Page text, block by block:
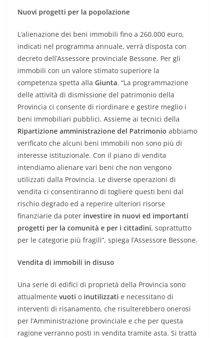
Nuovi progetti per la popolazione
L’alienazione dei beni immobili fino a 260.000 euro,
indicati nel programma annuale, verrà disposta con
decreto dell’Assessore provinciale Bessone. Per gli
immobili con un valore stimato superiore la
competenza spetta alla Giunta. “La programmazione
delle attività di dismissione del patrimonio della
Provincia ci consente di riordinare e gestire meglio i
beni immobiliari pubblici. Assieme ai tecnici della
Ripartizione amministrazione del Patrimonio abbiamo
verificato che alcuni beni immobili non sono più di
interesse istituzionale. Con il piano di vendita
intendiamo alienare vari beni che non vengono
utilizzati dalla Provincia. Le diverse operazioni di
vendita ci consentiranno di togliere questi beni dal
rischio degrado ed a reperire ulteriori risorse
finanziarie da poter investire in nuovi ed importanti
progetti per la comunità e per i cittadini, soprattutto
per le categorie più fragili”, spiega l’Assessore Bessone.
Vendita di immobili in disuso
Una serie di edifici di proprietà della Provincia sono
attualmente vuoti o inutilizzati e necessitano di
interventi di risanamento, che risulterebbero onerosi
per l’Amministrazione provinciale e che per questa
ragione verranno posti in vendita tramite asta. Si tratta